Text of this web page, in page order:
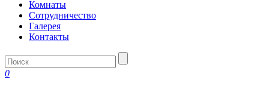
Комнаты
Сотрудничество
Галерея
Контакты
0